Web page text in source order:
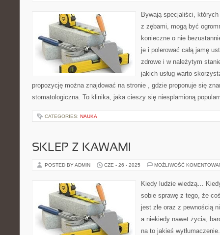
Bywają specjaliści, których
z zębami, mogą być
konieczne o nie
je i polerować całą jamę
zdrowe i w należytym
jakich usług warto
propozycję można znajdować na stronie , gdzie proponuje się
stomatologiczna. To klinika, jaka cieszy się niesplamioną
CATEGORIES: NAUKA
SKLEP Z KAWAMI
POSTED BY ADMIN CZE - 26 - 2025 MOŻLIWOŚĆ
Kiedy ludzie wiedzą…
sobie sprawę z tego, że
jest złe oraz z pewnością
a niekiedy nawet życia,
na to jakieś